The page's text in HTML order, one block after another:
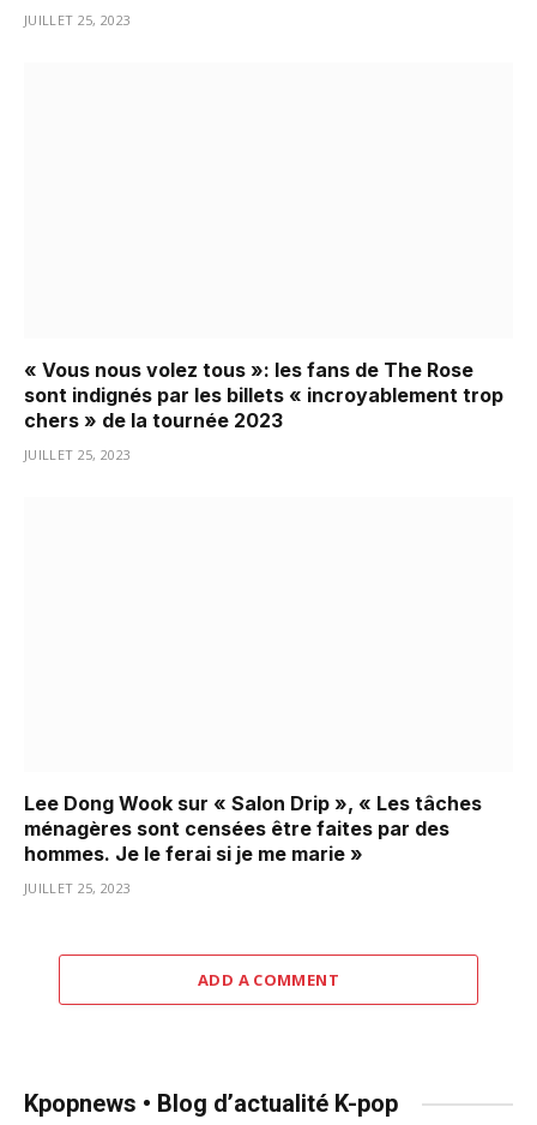
JUILLET 25, 2023
« Vous nous volez tous »: les fans de The Rose
sont indignés par les billets « incroyablement trop
chers » de la tournée 2023
JUILLET 25, 2023
Lee Dong Wook sur « Salon Drip », « Les tâches
ménagères sont censées être faites par des
hommes. Je le ferai si je me marie »
JUILLET 25, 2023
ADD A COMMENT
Kpopnews • Blog d’actualité K-pop